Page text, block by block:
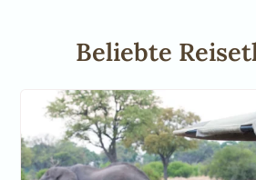
Beliebte